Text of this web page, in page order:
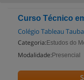
Curso Técnico
Colégio Tableau
Categoria: Estudos do
Modalidade: Presencial